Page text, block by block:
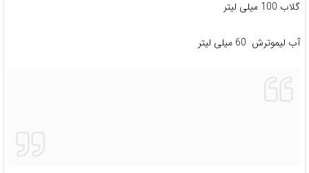
گلاب 100 میلی لیتر
آب لیموترش 60 میلی لیتر